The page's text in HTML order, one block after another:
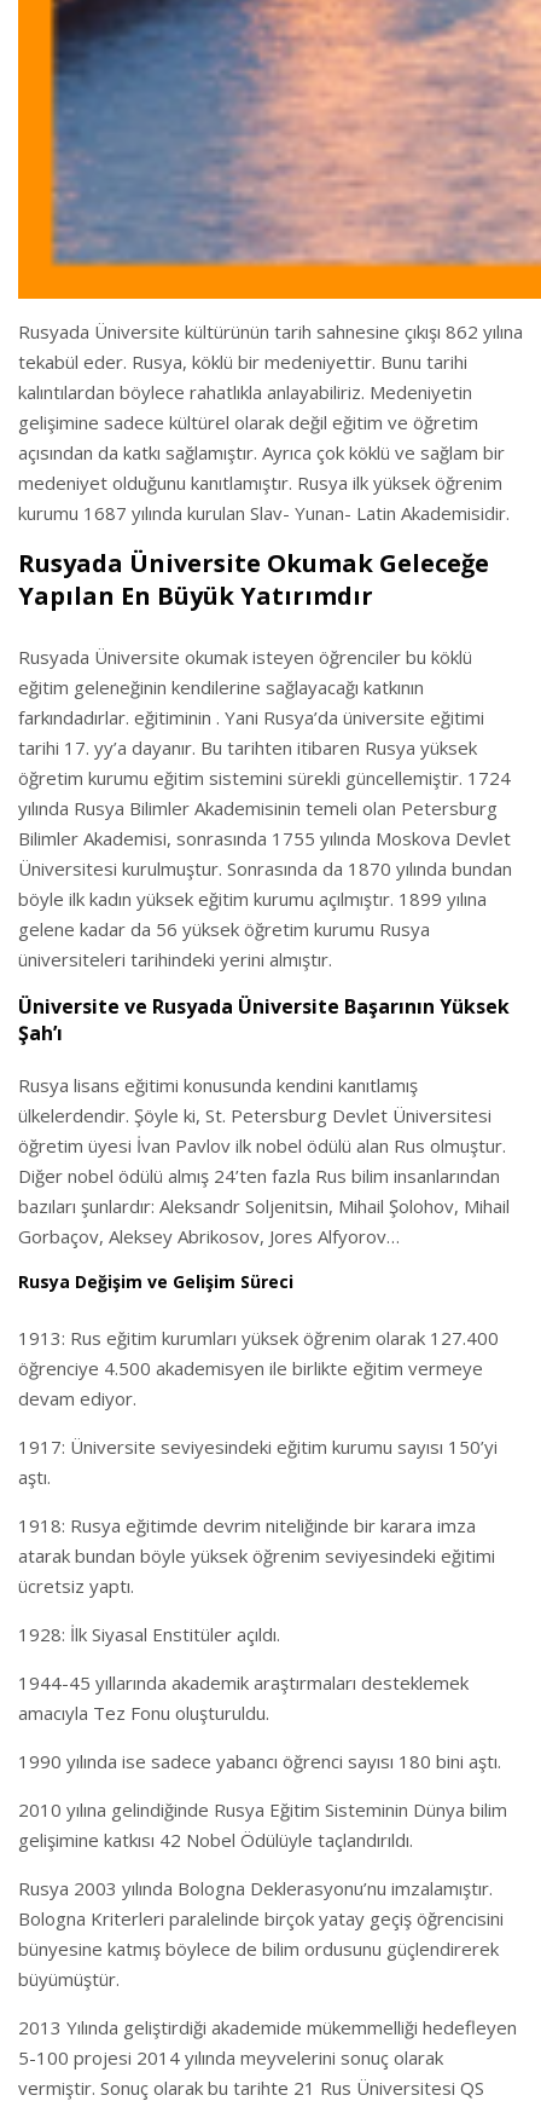
Rusyada Üniversite kültürünün tarih sahnesine çıkışı 862 yılına
tekabül eder. Rusya, köklü bir medeniyettir. Bunu tarihi
kalıntılardan böylece rahatlıkla anlayabiliriz. Medeniyetin
gelişimine sadece kültürel olarak değil eğitim ve öğretim
açısından da katkı sağlamıştır. Ayrıca çok köklü ve sağlam bir
medeniyet olduğunu kanıtlamıştır. Rusya ilk yüksek öğrenim
kurumu 1687 yılında kurulan Slav- Yunan- Latin Akademisidir.
Rusyada Üniversite Okumak Geleceğe
Yapılan En Büyük Yatırımdır
Rusyada Üniversite okumak isteyen öğrenciler bu köklü
eğitim geleneğinin kendilerine sağlayacağı katkının
farkındadırlar. eğitiminin . Yani Rusya’da üniversite eğitimi
tarihi 17. yy’a dayanır. Bu tarihten itibaren Rusya yüksek
öğretim kurumu eğitim sistemini sürekli güncellemiştir. 1724
yılında Rusya Bilimler Akademisinin temeli olan Petersburg
Bilimler Akademisi, sonrasında 1755 yılında Moskova Devlet
Üniversitesi kurulmuştur. Sonrasında da 1870 yılında bundan
böyle ilk kadın yüksek eğitim kurumu açılmıştır. 1899 yılına
gelene kadar da 56 yüksek öğretim kurumu Rusya
üniversiteleri tarihindeki yerini almıştır.
Üniversite ve Rusyada Üniversite Başarının Yüksek
Şah’ı
Rusya lisans eğitimi konusunda kendini kanıtlamış
ülkelerdendir. Şöyle ki, St. Petersburg Devlet Üniversitesi
öğretim üyesi İvan Pavlov ilk nobel ödülü alan Rus olmuştur.
Diğer nobel ödülü almış 24’ten fazla Rus bilim insanlarından
bazıları şunlardır: Aleksandr Soljenitsin, Mihail Şolohov, Mihail
Gorbaçov, Aleksey Abrikosov, Jores Alfyorov…
Rusya Değişim ve Gelişim Süreci
1913: Rus eğitim kurumları yüksek öğrenim olarak 127.400
öğrenciye 4.500 akademisyen ile birlikte eğitim vermeye
devam ediyor.
1917: Üniversite seviyesindeki eğitim kurumu sayısı 150’yi
aştı.
1918: Rusya eğitimde devrim niteliğinde bir karara imza
atarak bundan böyle yüksek öğrenim seviyesindeki eğitimi
ücretsiz yaptı.
1928: İlk Siyasal Enstitüler açıldı.
1944-45 yıllarında akademik araştırmaları desteklemek
amacıyla Tez Fonu oluşturuldu.
1990 yılında ise sadece yabancı öğrenci sayısı 180 bini aştı.
2010 yılına gelindiğinde Rusya Eğitim Sisteminin Dünya bilim
gelişimine katkısı 42 Nobel Ödülüyle taçlandırıldı.
Rusya 2003 yılında Bologna Deklerasyonu’nu imzalamıştır.
Bologna Kriterleri paralelinde birçok yatay geçiş öğrencisini
bünyesine katmış böylece de bilim ordusunu güçlendirerek
büyümüştür.
2013 Yılında geliştirdiği akademide mükemmelliği hedefleyen
5-100 projesi 2014 yılında meyvelerini sonuç olarak
vermiştir. Sonuç olarak bu tarihte 21 Rus Üniversitesi QS